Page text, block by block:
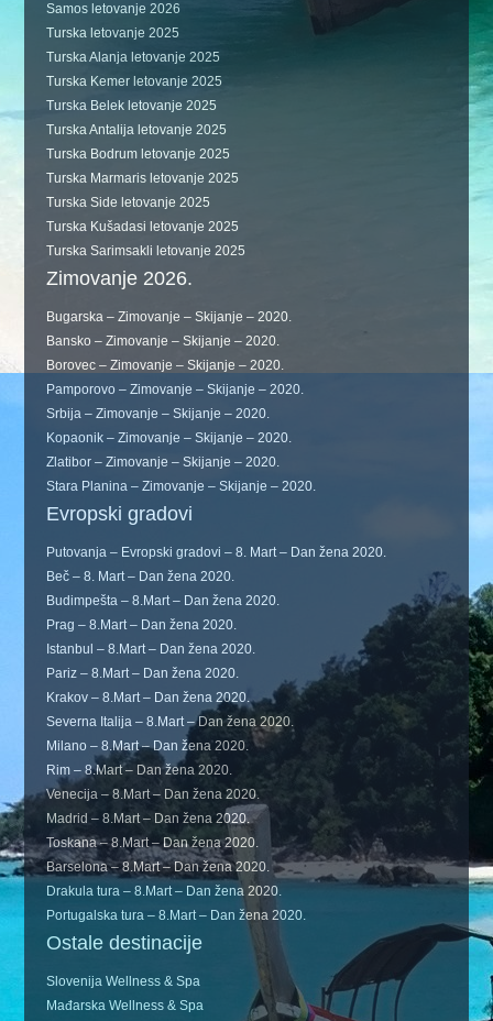
Samos letovanje 2026
Turska letovanje 2025
Turska Alanja letovanje 2025
Turska Kemer letovanje 2025
Turska Belek letovanje 2025
Turska Antalija letovanje 2025
Turska Bodrum letovanje 2025
Turska Marmaris letovanje 2025
Turska Side letovanje 2025
Turska Kušadasi letovanje 2025
Turska Sarimsakli letovanje 2025
Zimovanje 2026.
Bugarska – Zimovanje – Skijanje – 2020.
Bansko – Zimovanje – Skijanje – 2020.
Borovec – Zimovanje – Skijanje – 2020.
Pamporovo – Zimovanje – Skijanje – 2020.
Srbija – Zimovanje – Skijanje – 2020.
Kopaonik – Zimovanje – Skijanje – 2020.
Zlatibor – Zimovanje – Skijanje – 2020.
Stara Planina – Zimovanje – Skijanje – 2020.
Evropski gradovi
Putovanja – Evropski gradovi – 8. Mart – Dan žena 2020.
Beč – 8. Mart – Dan žena 2020.
Budimpešta – 8.Mart – Dan žena 2020.
Prag – 8.Mart – Dan žena 2020.
Istanbul – 8.Mart – Dan žena 2020.
Pariz – 8.Mart – Dan žena 2020.
Krakov – 8.Mart – Dan žena 2020.
Severna Italija – 8.Mart – Dan žena 2020.
Milano – 8.Mart – Dan žena 2020.
Rim – 8.Mart – Dan žena 2020.
Venecija – 8.Mart – Dan žena 2020.
Madrid – 8.Mart – Dan žena 2020.
Toskana – 8.Mart – Dan žena 2020.
Barselona – 8.Mart – Dan žena 2020.
Drakula tura – 8.Mart – Dan žena 2020.
Portugalska tura – 8.Mart – Dan žena 2020.
Ostale destinacije
Slovenija Wellness & Spa
Mađarska Wellness & Spa